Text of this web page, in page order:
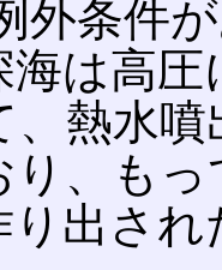
外条件
海は高
、熱水
り、も
り出さ